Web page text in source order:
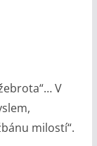
V
milostí“.